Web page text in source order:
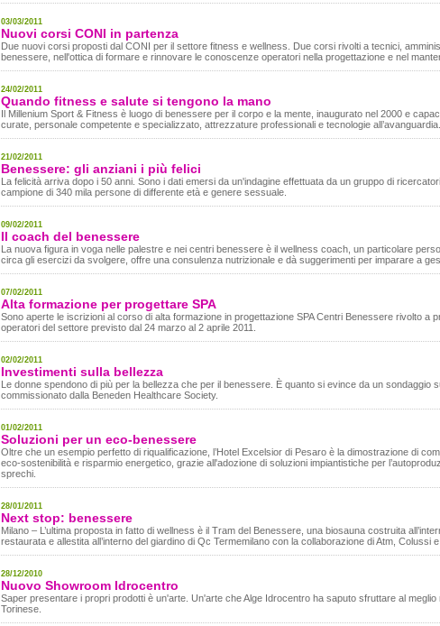
03/03/2011
Nuovi corsi CONI in partenza
Due nuovi corsi proposti dal CONI per il settore fitness e wellness. Due corsi rivolti a tecnici,
benessere, nell'ottica di formare e rinnovare le conoscenze operatori nella progettazione e nel
24/02/2011
Quando fitness e salute si tengono la mano
Il Millenium Sport & Fitness è luogo di benessere per il corpo e la mente, inaugurato nel 2000 e
curate, personale competente e specializzato, attrezzature professionali e tecnologie all’avanguardia.
21/02/2011
Benessere: gli anziani i più felici
La felicità arriva dopo i 50 anni. Sono i dati emersi da un'indagine effettuata da un gruppo di
campione di 340 mila persone di differente età e genere sessuale.
09/02/2011
Il coach del benessere
La nuova figura in voga nelle palestre e nei centri benessere è il wellness coach, un particolare
circa gli esercizi da svolgere, offre una consulenza nutrizionale e dà suggerimenti per imparare a
07/02/2011
Alta formazione per progettare SPA
Sono aperte le iscrizioni al corso di alta formazione in progettazione SPA Centri Benessere rivolto a
operatori del settore previsto dal 24 marzo al 2 aprile 2011.
02/02/2011
Investimenti sulla bellezza
Le donne spendono di più per la bellezza che per il benessere. È quanto si evince da un sondaggio
commissionato dalla Beneden Healthcare Society.
01/02/2011
Soluzioni per un eco-benessere
Oltre che un esempio perfetto di riqualificazione, l’Hotel Excelsior di Pesaro è la dimostrazione di
eco-sostenibilità e risparmio energetico, grazie all'adozione di soluzioni impiantistiche per
sprechi.
28/01/2011
Next stop: benessere
Milano – L’ultima proposta in fatto di wellness è il Tram del Benessere, una biosauna costruita
restaurata e allestita all’interno del giardino di Qc Termemilano con la collaborazione di Atm, Colussi
28/12/2010
Nuovo Showroom Idrocentro
Saper presentare i propri prodotti è un'arte. Un'arte che Alge Idrocentro ha saputo sfruttare al
Torinese.